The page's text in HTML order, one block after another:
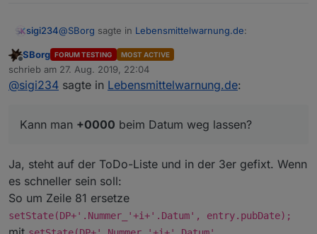
sigi234@SBorg sagte in Lebensmittelwarnung.de:
V0.0.2 ist auf GitHub Online: Titel, Link und Datum
hinzugefügt.
Kann man
+0000beim Datum weg lassen?
Offline
SBorg FORUM TESTING MOST ACTIVE
schrieb am 27. Aug. 2019, 22:04
zuletzt editiert von
@sigi234 sagte in Lebensmittelwarnung.de:
Kann man +0000 beim Datum weg lassen?
Ja, steht auf der ToDo-Liste und in der 3er gefixt. Wenn
es schneller sein soll:
So um Zeile 81 ersetze
setState(DP+'.Nummer_'+i+'.Datum', entry.pubDate);